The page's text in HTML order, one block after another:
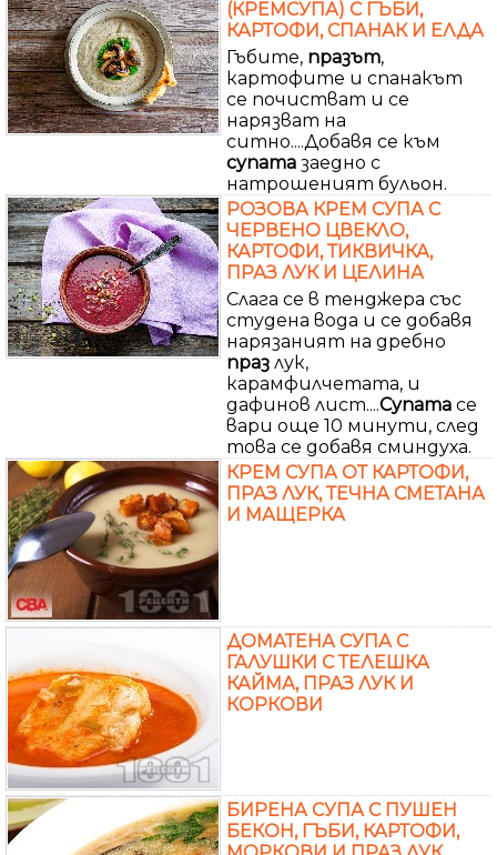
(КРЕМСУПА) С ГЪБИ,
КАРТОФИ, СПАНАК И ЕЛДА
Гъбите, празът,
картофите и спанакът
се почистват и се
нарязват на
ситно....Добавя се към
супата заедно с
натрошеният бульон.
РОЗОВА КРЕМ СУПА С
ЧЕРВЕНО ЦВЕКЛО,
КАРТОФИ, ТИКВИЧКА,
ПРАЗ ЛУК И ЦЕЛИНА
Слага се в тенджера със
студена вода и се добавя
нарязаният на дребно
праз лук,
карамфилчетата, и
дафинов лист....Супата се
вари още 10 минути, след
това се добавя сминдуха.
КРЕМ СУПА ОТ КАРТОФИ,
ПРАЗ ЛУК, ТЕЧНА СМЕТАНА
И МАЩЕРКА
ДОМАТЕНА СУПА С
ГАЛУШКИ С ТЕЛЕШКА
КАЙМА, ПРАЗ ЛУК И
КОРКОВИ
БИРЕНА СУПА С ПУШЕН
БЕКОН, ГЪБИ, КАРТОФИ,